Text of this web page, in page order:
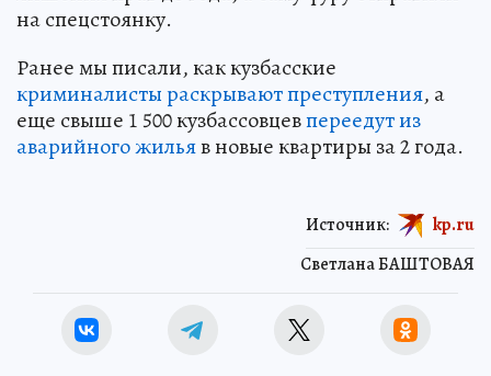
на спецстоянку.
Ранее мы писали, как кузбасские
криминалисты раскрывают преступления, а
еще свыше 1 500 кузбассовцевпереедут из
аварийного жильяв новые квартиры за 2 года.
Светлана БАШТОВАЯ
Источник: kp.ru